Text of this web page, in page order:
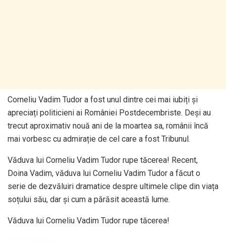
Corneliu Vadim Tudor a fost unul dintre cei mai iubiți și
apreciați politicieni ai României Postdecembriste. Deși au
trecut aproximativ nouă ani de la moartea sa, românii încă
mai vorbesc cu admirație de cel care a fost Tribunul.
Văduva lui Corneliu Vadim Tudor rupe tăcerea! Recent,
Doina Vadim, văduva lui Corneliu Vadim Tudor a făcut o
serie de dezvăluiri dramatice despre ultimele clipe din viața
soțului său, dar și cum a părăsit această lume.
Văduva lui Corneliu Vadim Tudor rupe tăcerea!